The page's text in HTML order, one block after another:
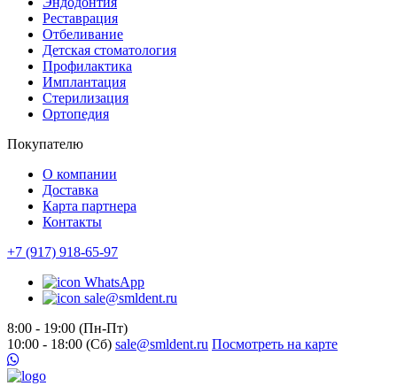
Реставрация
Отбеливание
Детская стоматология
Профилактика
Имплантация
Стерилизация
Ортопедия
Покупателю
О компании
Доставка
Карта партнера
Контакты
+7 (917) 918-65-97
WhatsApp
sale@smldent.ru
8:00 - 19:00 (Пн-Пт)
10:00 - 18:00 (Сб) sale@smldent.ru Посмотреть на карте